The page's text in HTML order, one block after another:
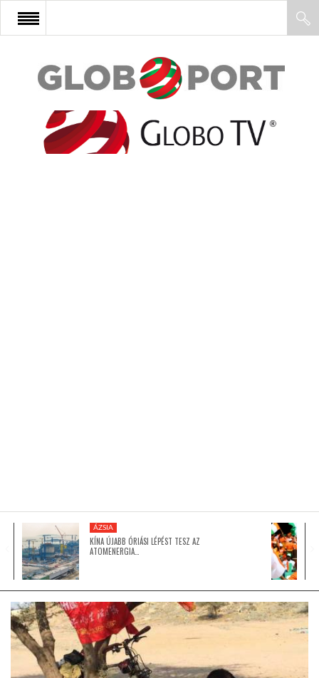
FŐOLDAL
AFRIKA
GLOBOTV BP
HÍR3D
TROPICALMAGAZIN
ÁZSIA
KÍNA ÚJABB ÓRIÁSI LÉPÉST TESZ AZ
ATOMENERGIA…